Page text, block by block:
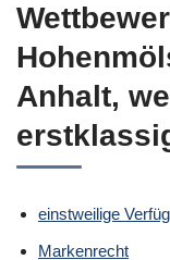
Anhalt,
einstweilige
Markenrecht